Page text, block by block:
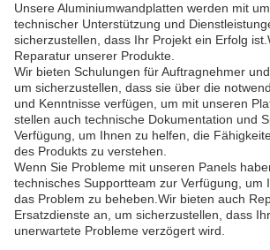
Unsere Aluminiumwandplatten werden mit
technischer Unterstützung und
sicherzustellen, dass Ihr Projekt ein Erfolg
Reparatur unserer Produkte.
Wir bieten Schulungen für Auftragnehmer
um sicherzustellen, dass sie über die
und Kenntnisse verfügen, um mit unseren
stellen auch technische Dokumentation und
Verfügung, um Ihnen zu helfen, die
des Produkts zu verstehen.
Wenn Sie Probleme mit unseren Panels
technisches Supportteam zur Verfügung, um
das Problem zu beheben.Wir bieten auch
Ersatzdienste an, um sicherzustellen, dass
unerwartete Probleme verzögert wird.